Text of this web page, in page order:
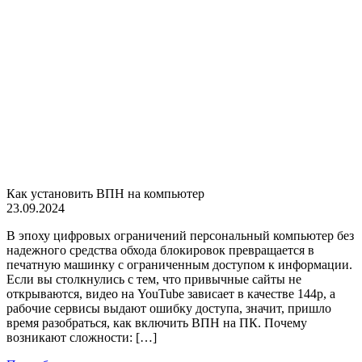
Как установить ВПН на компьютер
23.09.2024
В эпоху цифровых ограничений персональный компьютер без
надежного средства обхода блокировок превращается в
печатную машинку с ограниченным доступом к информации.
Если вы столкнулись с тем, что привычные сайты не
открываются, видео на YouTube зависает в качестве 144p, а
рабочие сервисы выдают ошибку доступа, значит, пришло
время разобраться, как включить ВПН на ПК. Почему
возникают сложности: […]